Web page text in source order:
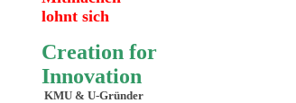
lohnt sich
Creation for
Innovation
KMU & U-Gründer